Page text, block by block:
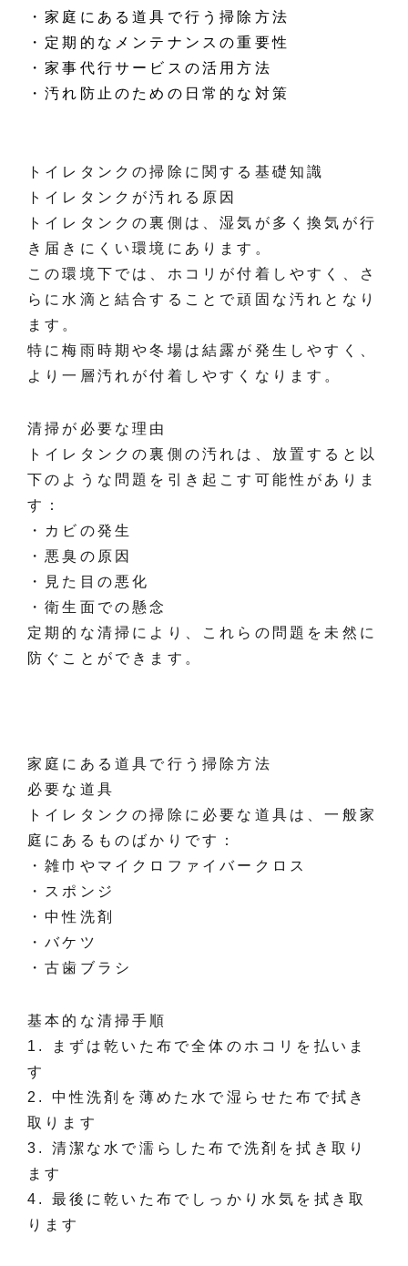
・家庭にある道具で行う掃除方法
・定期的なメンテナンスの重要性
・家事代行サービスの活用方法
・汚れ防止のための日常的な対策
トイレタンクの掃除に関する基礎知識
トイレタンクが汚れる原因
トイレタンクの裏側は、湿気が多く換気が行
き届きにくい環境にあります。
この環境下では、ホコリが付着しやすく、さ
らに水滴と結合することで頑固な汚れとなり
ます。
特に梅雨時期や冬場は結露が発生しやすく、
より一層汚れが付着しやすくなります。
清掃が必要な理由
トイレタンクの裏側の汚れは、放置すると以
下のような問題を引き起こす可能性がありま
す：
・カビの発生
・悪臭の原因
・見た目の悪化
・衛生面での懸念
定期的な清掃により、これらの問題を未然に
防ぐことができます。
家庭にある道具で行う掃除方法
必要な道具
トイレタンクの掃除に必要な道具は、一般家
庭にあるものばかりです：
・雑巾やマイクロファイバークロス
・スポンジ
・中性洗剤
・バケツ
・古歯ブラシ
基本的な清掃手順
1. まずは乾いた布で全体のホコリを払いま
す
2. 中性洗剤を薄めた水で湿らせた布で拭き
取ります
3. 清潔な水で濡らした布で洗剤を拭き取り
ます
4. 最後に乾いた布でしっかり水気を拭き取
ります